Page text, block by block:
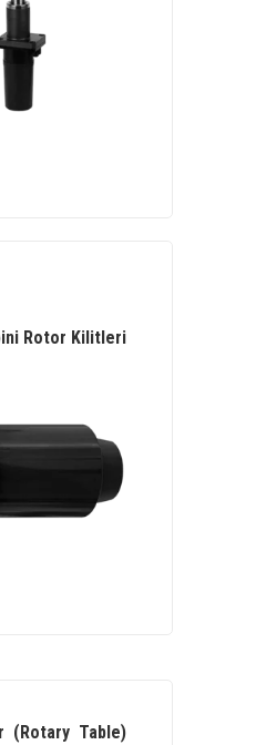
Rotor Kilitleri
(Rotary Table)